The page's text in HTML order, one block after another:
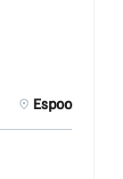
Espoo